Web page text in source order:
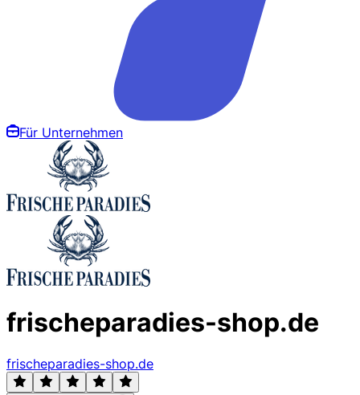
Für Unternehmen
frischeparadies-shop.de
frischeparadies-shop.de